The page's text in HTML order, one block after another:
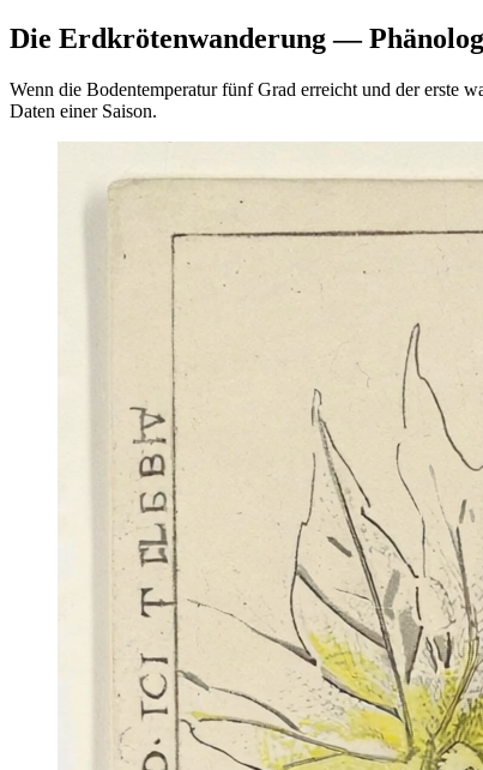
Die Erdkrötenwanderung —
Wenn die Bodentemperatur fünf Grad erreicht und der erste
Daten einer Saison.